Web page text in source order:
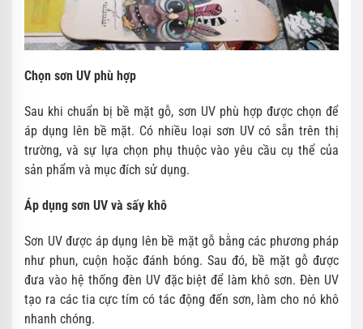
Chọn sơn UV phù hợp
Sau khi chuẩn bị bề mặt gỗ, sơn UV phù hợp được chọn để
áp dụng lên bề mặt. Có nhiều loại sơn UV có sẵn trên thị
trường, và sự lựa chọn phụ thuộc vào yêu cầu cụ thể của
sản phẩm và mục đích sử dụng.
Áp dụng sơn UV và sấy khô
Sơn UV được áp dụng lên bề mặt gỗ bằng các phương pháp
như phun, cuộn hoặc đánh bóng. Sau đó, bề mặt gỗ được
đưa vào hệ thống đèn UV đặc biệt để làm khô sơn. Đèn UV
tạo ra các tia cực tím có tác động đến sơn, làm cho nó khô
nhanh chóng.